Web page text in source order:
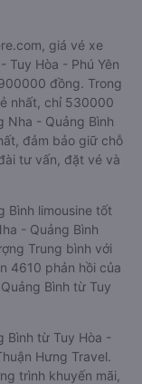
giá vé xe
Tuy Hòa - Phú Yên
đồng. Trong
nhất, chỉ 530000
Nha - Quảng Bình
đảm bảo giữ chỗ
tư vấn, đặt vé và
Bình limousine tốt
- Quảng Bình
Trung bình với
4610 phản hồi của
Bình từ Tuy
Bình từ Tuy Hòa -
Hưng Travel.
trình khuyến mãi,